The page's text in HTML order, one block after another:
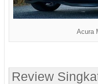
Acura
Review